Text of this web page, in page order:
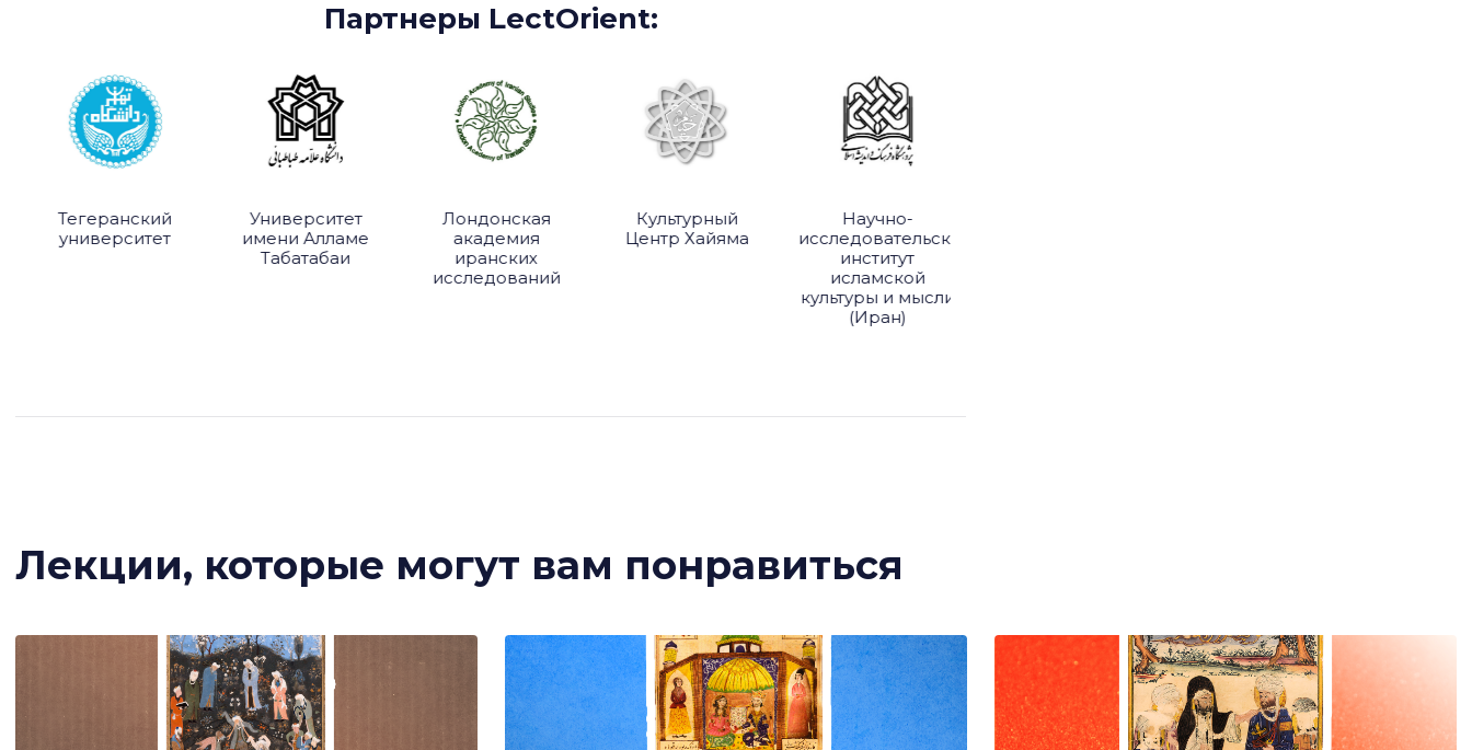
Партнеры LectOrient:
Тегеранский
университет
Университет
имени Алламе
Табатабаи
Лондонская
академия
иранских
исследований
Культурный
Центр Хайяма
Научно-
исследовательский
институт
исламской
культуры и мысли
(Иран)
Лекции, которые могут вам понравиться